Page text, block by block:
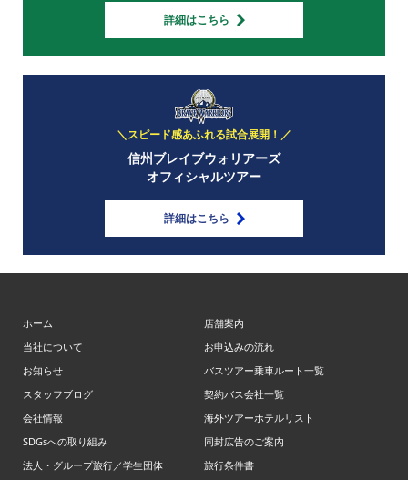
詳細はこちら
＼スピード感あふれる試合展開！／
信州ブレイブウォリアーズ
オフィシャルツアー
詳細はこちら
ホーム
当社について
お知らせ
スタッフブログ
会社情報
SDGsへの取り組み
法人・グループ旅行／学生団体
店舗案内
お申込みの流れ
バスツアー乗車ルート一覧
契約バス会社一覧
海外ツアーホテルリスト
同封広告のご案内
旅行条件書